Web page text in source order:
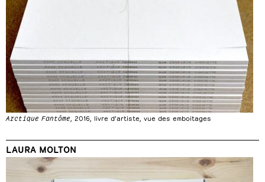
Arctique Fantôme, 2016, livre d’artiste, vue des emboitages
LAURA MOLTON